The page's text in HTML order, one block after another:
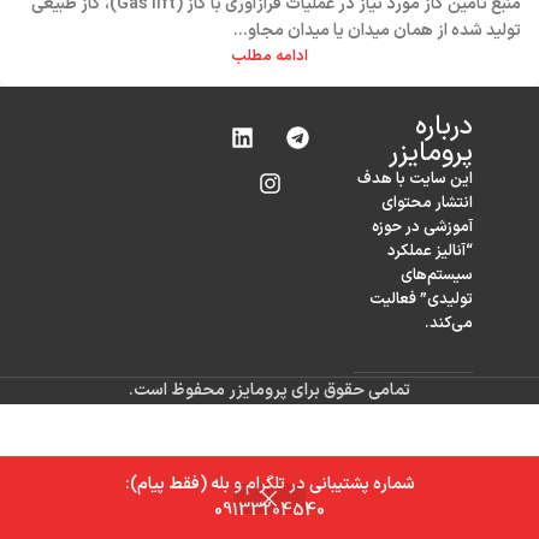
شماره پشتیبانی در تلگرام و بله (فقط پیام):
09133204540
تولید شده از همان میدان یا میدان مجاو...
ادامه مطلب
درباره‌
پرومایزر
این سایت با هدف
انتشار محتوای
آموزشی در حوزه
“آنالیز عملکرد
سیستم‌های
تولیدی” فعالیت
می‌کند.
تمامی حقوق برای پرومایزر محفوظ است.